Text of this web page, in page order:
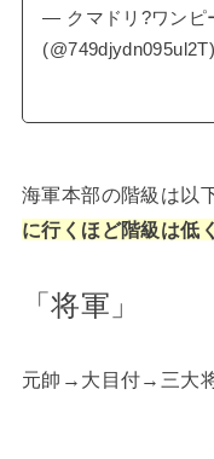
— クマドリ?ワンピ
(@749djydn095ul2T)
海軍本部の階級は以
に行くほど階級は低
「将軍」
元帥→大目付→三大